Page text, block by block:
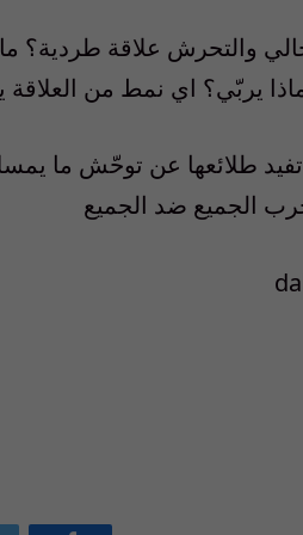
والتحرش علاقة
يربّي؟ اي نمط من العلاقة
تفيد طلائعها عن توحّش ما
الجميع ضد الجميع